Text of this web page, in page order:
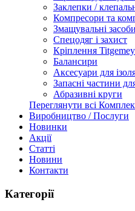
Заклепки /
Компресори та
Змащувальні засоби
Спецодяг і захист
Кріплення
Балансири
Аксесуари для
Запасні частини
Абразивні круги
Переглянути всі
Виробництво / Послуги
Новинки
Акції
Статті
Новини
Контакти
Категорії